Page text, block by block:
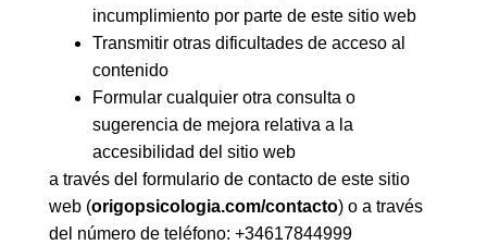
incumplimiento por parte de este sitio web
Transmitir otras dificultades de acceso al
contenido
Formular cualquier otra consulta o
sugerencia de mejora relativa a la
accesibilidad del sitio web
a través del formulario de contacto de este sitio
web (origopsicologia.com/contacto) o a través
del número de teléfono: +34617844999